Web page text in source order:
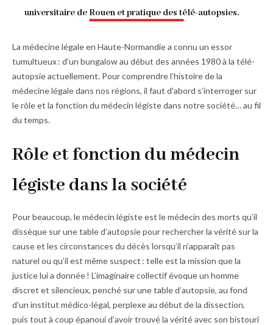
universitaire de Rouen et pratique des télé-autopsies.
La médecine légale en Haute-Normandie a connu un essor
tumultueux : d’un bungalow au début des années 1980 à la télé-
autopsie actuellement. Pour comprendre l’histoire de la
médecine légale dans nos régions, il faut d’abord s’interroger sur
le rôle et la fonction du médecin légiste dans notre société… au fil
du temps.
Rôle et fonction du médecin
légiste dans la société
Pour beaucoup, le médecin légiste est le médecin des morts qu’il
dissèque sur une table d’autopsie pour rechercher la vérité sur la
cause et les circonstances du décès lorsqu’il n’apparaît pas
naturel ou qu’il est même suspect : telle est la mission que la
justice lui a donnée ! L’imaginaire collectif évoque un homme
discret et silencieux, penché sur une table d’autopsie, au fond
d’un institut médico-légal, perplexe au début de la dissection,
puis tout à coup épanoui d’avoir trouvé la vérité avec son bistouri